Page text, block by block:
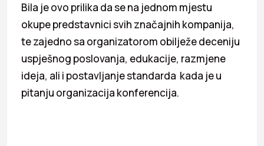
Bila je ovo prilika da se na jednom mjestu
okupe predstavnici svih značajnih kompanija,
te zajedno sa organizatorom obilježe deceniju
uspješnog poslovanja, edukacije, razmjene
ideja, ali i postavljanje standarda kada je u
pitanju organizacija konferencija.